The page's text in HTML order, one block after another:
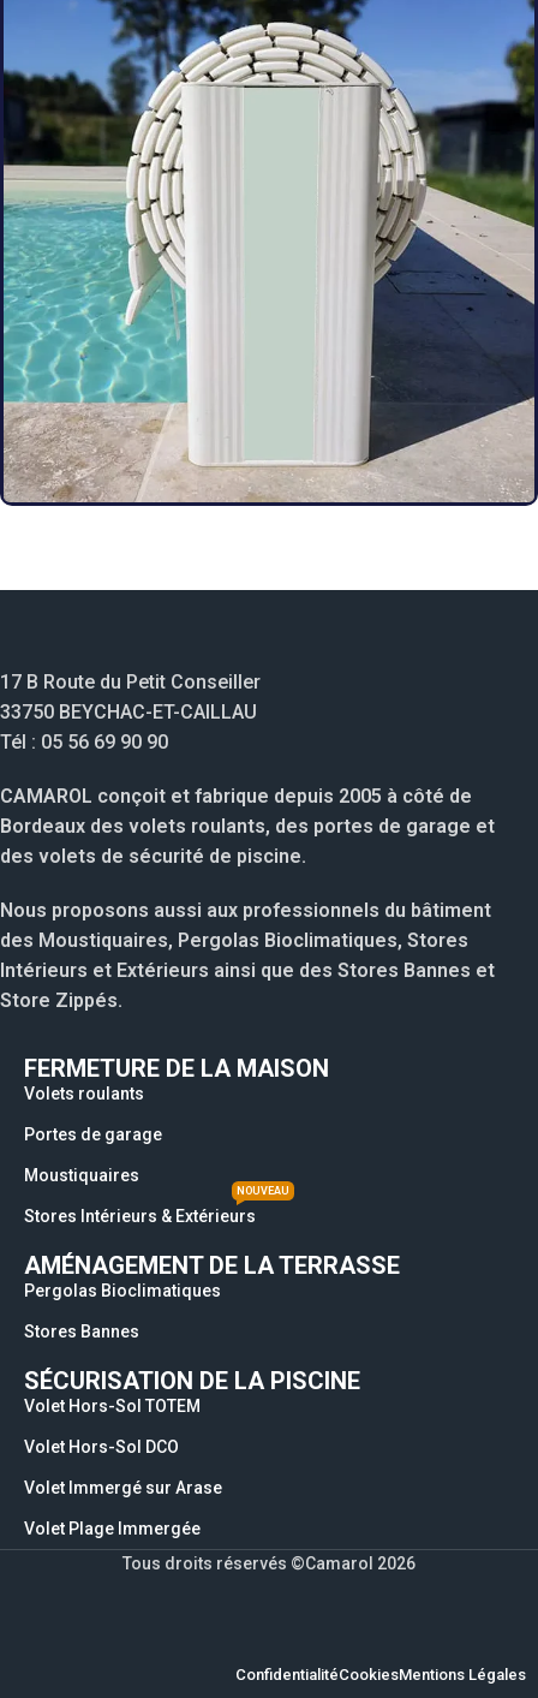
17 B Route du Petit Conseiller
33750 BEYCHAC-ET-CAILLAU
Tél : 05 56 69 90 90
CAMAROL conçoit et fabrique depuis 2005 à côté de
Bordeaux des volets roulants, des portes de garage et
des volets de sécurité de piscine.
Nous proposons aussi aux professionnels du bâtiment
des Moustiquaires, Pergolas Bioclimatiques, Stores
Intérieurs et Extérieurs ainsi que des Stores Bannes et
Store Zippés.
FERMETURE DE LA MAISON
Volets roulants
Portes de garage
Moustiquaires
Stores Intérieurs & Extérieurs
NOUVEAU
AMÉNAGEMENT DE LA TERRASSE
Pergolas Bioclimatiques
Stores Bannes
SÉCURISATION DE LA PISCINE
Volet Hors-Sol TOTEM
Volet Hors-Sol DCO
Volet Immergé sur Arase
Volet Plage Immergée
Tous droits réservés ©Camarol 2026
Mentions Légales
Cookies
Confidentialité